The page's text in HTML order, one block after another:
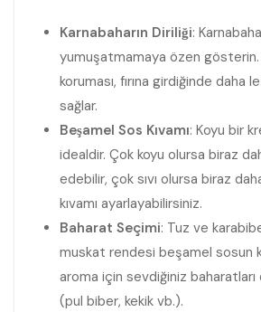
Karnabaharın Diriliği:
yumuşatmamaya özen gösterin.
koruması, fırına girdiğinde daha
sağlar.
Beşamel Sos Kıvamı: Koyu bir
idealdir. Çok koyu olursa biraz
edebilir, çok sıvı olursa biraz
kıvamı ayarlayabilirsiniz.
Baharat Seçimi: Tuz ve
muskat rendesi beşamel sosun
aroma için sevdiğiniz
(pul biber, kekik vb.).